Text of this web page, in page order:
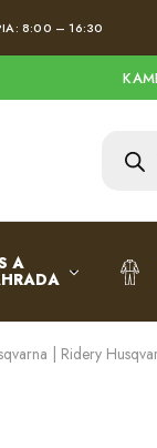
8:00 – 16:30
A
Ridery